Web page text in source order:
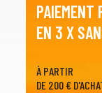
PAIEMENT
EN 3 X
À PARTIR
DE 200 €